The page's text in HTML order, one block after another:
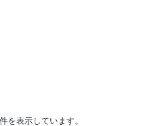
件を表示しています。